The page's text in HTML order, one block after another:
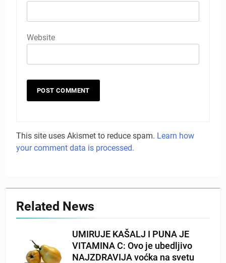
Website
This site uses Akismet to reduce spam. Learn how
your comment data is processed.
Related News
UMIRUJE KAŠALJ I PUNA JE
VITAMINA C: Ovo je ubedljivo
NAJZDRAVIJA voćka na svetu